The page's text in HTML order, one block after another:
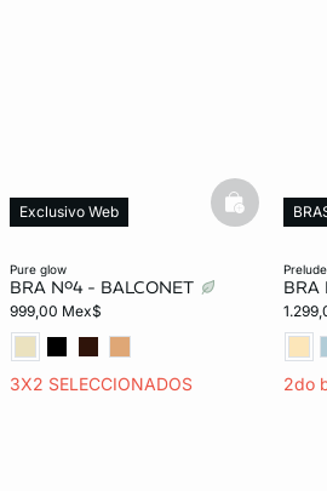
pure glow
BRA Nº4 - BALCONET
999,00 Mex$
3X2 SELECCIONADOS
Exclusivo Web basketfull
prelude
BRA
2do